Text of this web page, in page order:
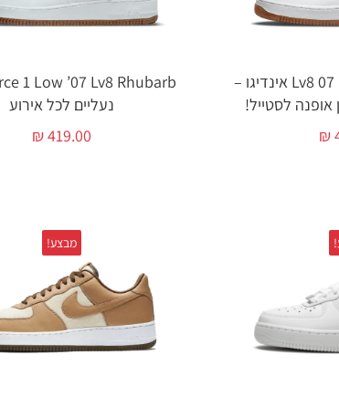
נייק אייר פורס 1 לואו 07 Lv8 אינדיגו –
אופנה לסטייל!
₪
נעליים לכל אירוע
₪419.00
מבצע!